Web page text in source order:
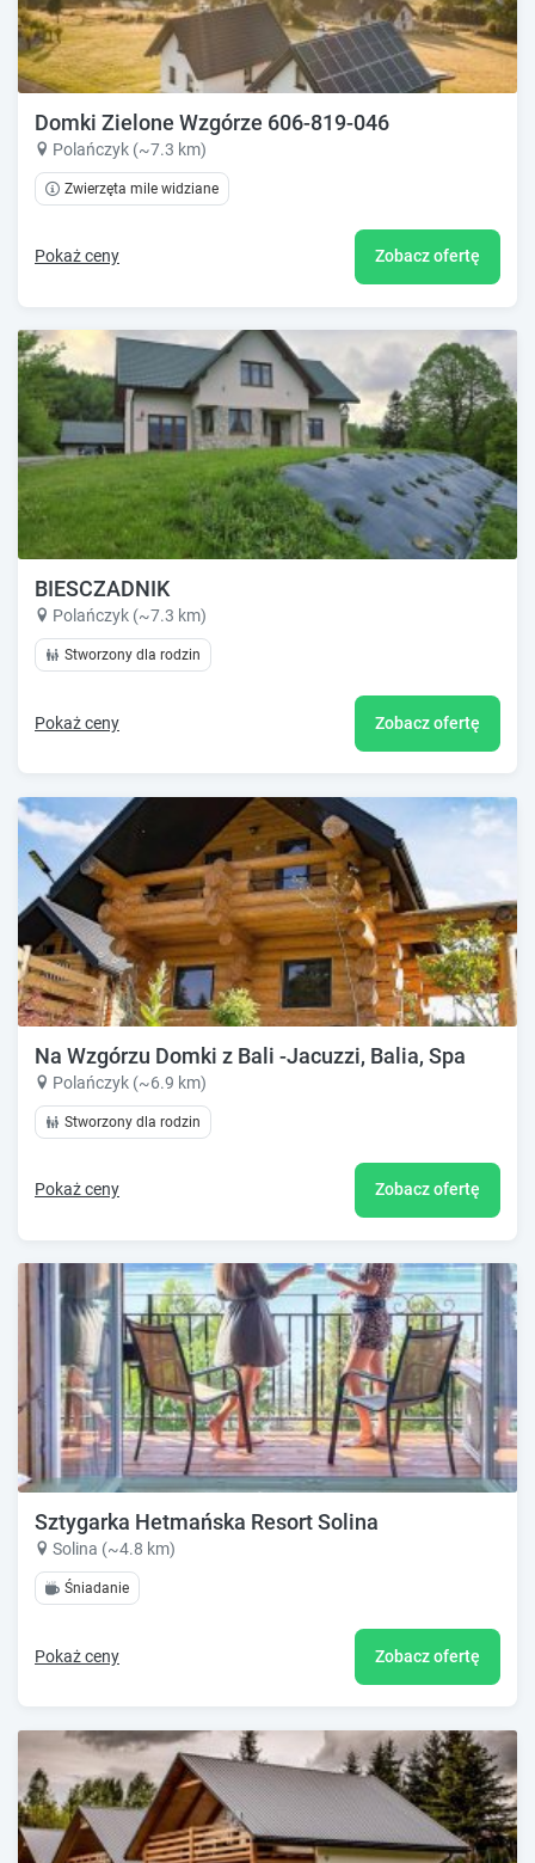
Domki Zielone Wzgórze 606-819-046
Polańczyk (~7.3 km)
Zwierzęta mile widziane
Pokaż ceny Zobacz ofertę
BIESCZADNIK
Polańczyk (~7.3 km)
Stworzony dla rodzin
Pokaż ceny Zobacz ofertę
Na Wzgórzu Domki z Bali -Jacuzzi, Balia, Spa
Polańczyk (~6.9 km)
Stworzony dla rodzin
Pokaż ceny Zobacz ofertę
Sztygarka Hetmańska Resort Solina
Solina (~4.8 km)
Śniadanie
Pokaż ceny Zobacz ofertę